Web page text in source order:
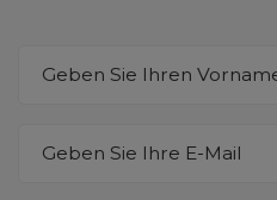
Geben Sie Ihren
Geben Sie Ihre E-Mail